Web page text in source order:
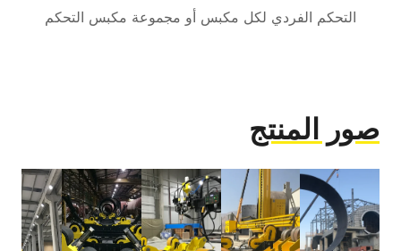
التحكم الفردي لكل مكبس أو مجموعة مكبس التحكم
صور المنتج